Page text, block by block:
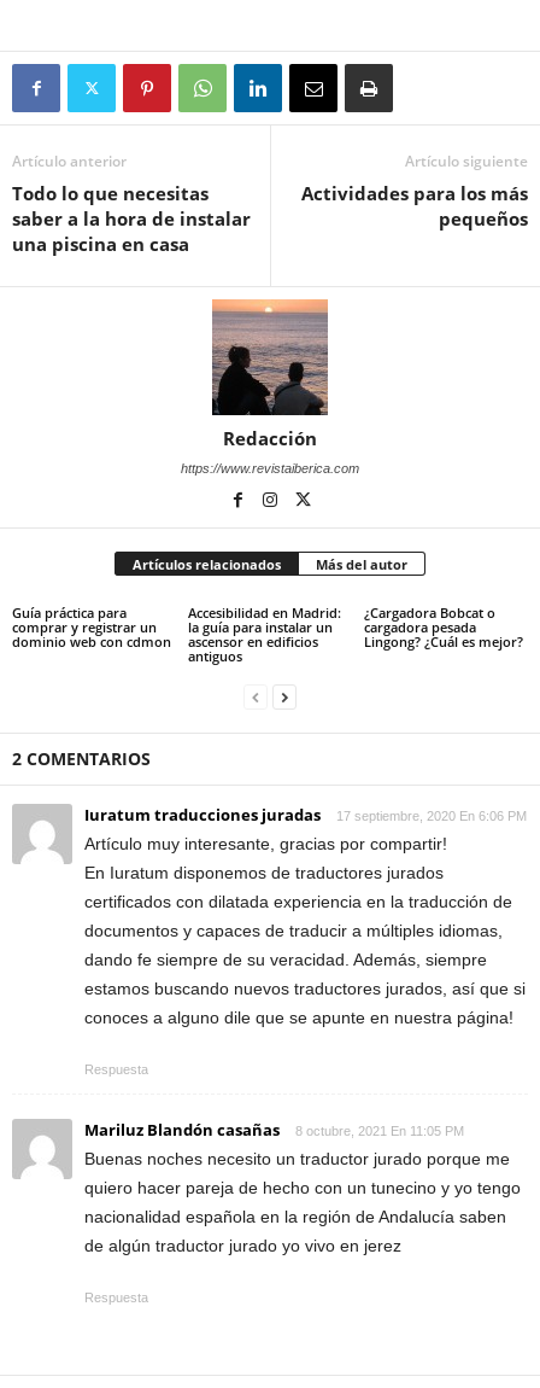
Artículo anterior
Todo lo que necesitas
saber a la hora de instalar
una piscina en casa
Artículo siguiente
Actividades para los más
pequeños
Redacción
https://www.revistaiberica.com
Artículos relacionados Más del autor
Guía práctica para
comprar y registrar un
dominio web con cdmon
Accesibilidad en Madrid:
la guía para instalar un
ascensor en edificios
antiguos
¿Cargadora Bobcat o
cargadora pesada
Lingong? ¿Cuál es mejor?
2 COMENTARIOS
Iuratum traducciones juradas 17 septiembre, 2020 En 6:06 PM
Artículo muy interesante, gracias por compartir!
En Iuratum disponemos de traductores jurados
certificados con dilatada experiencia en la traducción de
documentos y capaces de traducir a múltiples idiomas,
dando fe siempre de su veracidad. Además, siempre
estamos buscando nuevos traductores jurados, así que si
conoces a alguno dile que se apunte en nuestra página!
Respuesta
Mariluz Blandón casañas 8 octubre, 2021 En 11:05 PM
Buenas noches necesito un traductor jurado porque me
quiero hacer pareja de hecho con un tunecino y yo tengo
nacionalidad española en la región de Andalucía saben
de algún traductor jurado yo vivo en jerez
Respuesta